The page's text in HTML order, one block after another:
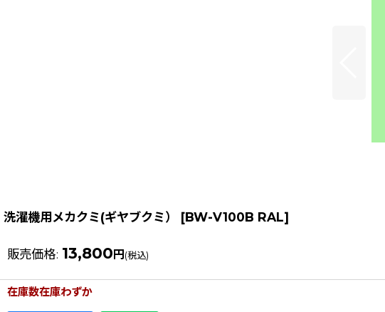
洗濯機用メカクミ(ギヤブクミ） [BW-V100B RAL]
販売価格: 13,800円(税込)
在庫数在庫わずか